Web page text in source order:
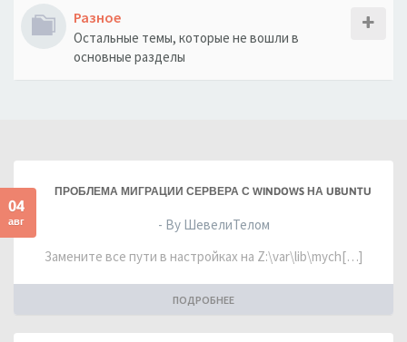
Разное
Остальные темы, которые не вошли в
основные разделы
04
авг
ПРОБЛЕМА МИГРАЦИИ СЕРВЕРА С WINDOWS НА UBUNTU
- By ШевелиТелом
Замените все пути в настройках на Z:\var\lib\mych[…]
ПОДРОБНЕЕ